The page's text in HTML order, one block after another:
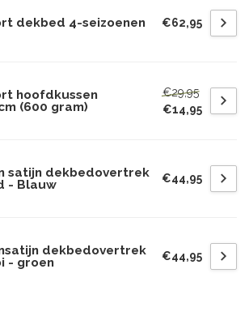
dekbed 4-seizoenen €62,95
hoofdkussen
(600 gram)
€29,95
€14,95
satijn dekbedovertrek
- Blauw
€44,95
dekbedovertrek
- groen
€44,95